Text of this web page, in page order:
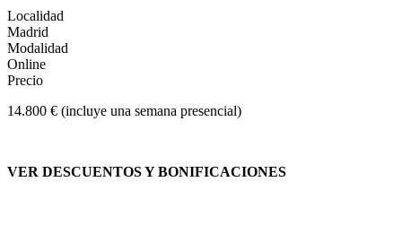
Localidad
Madrid
Modalidad
Online
Precio
14.800 € (incluye una semana presencial)
VER DESCUENTOS Y BONIFICACIONES